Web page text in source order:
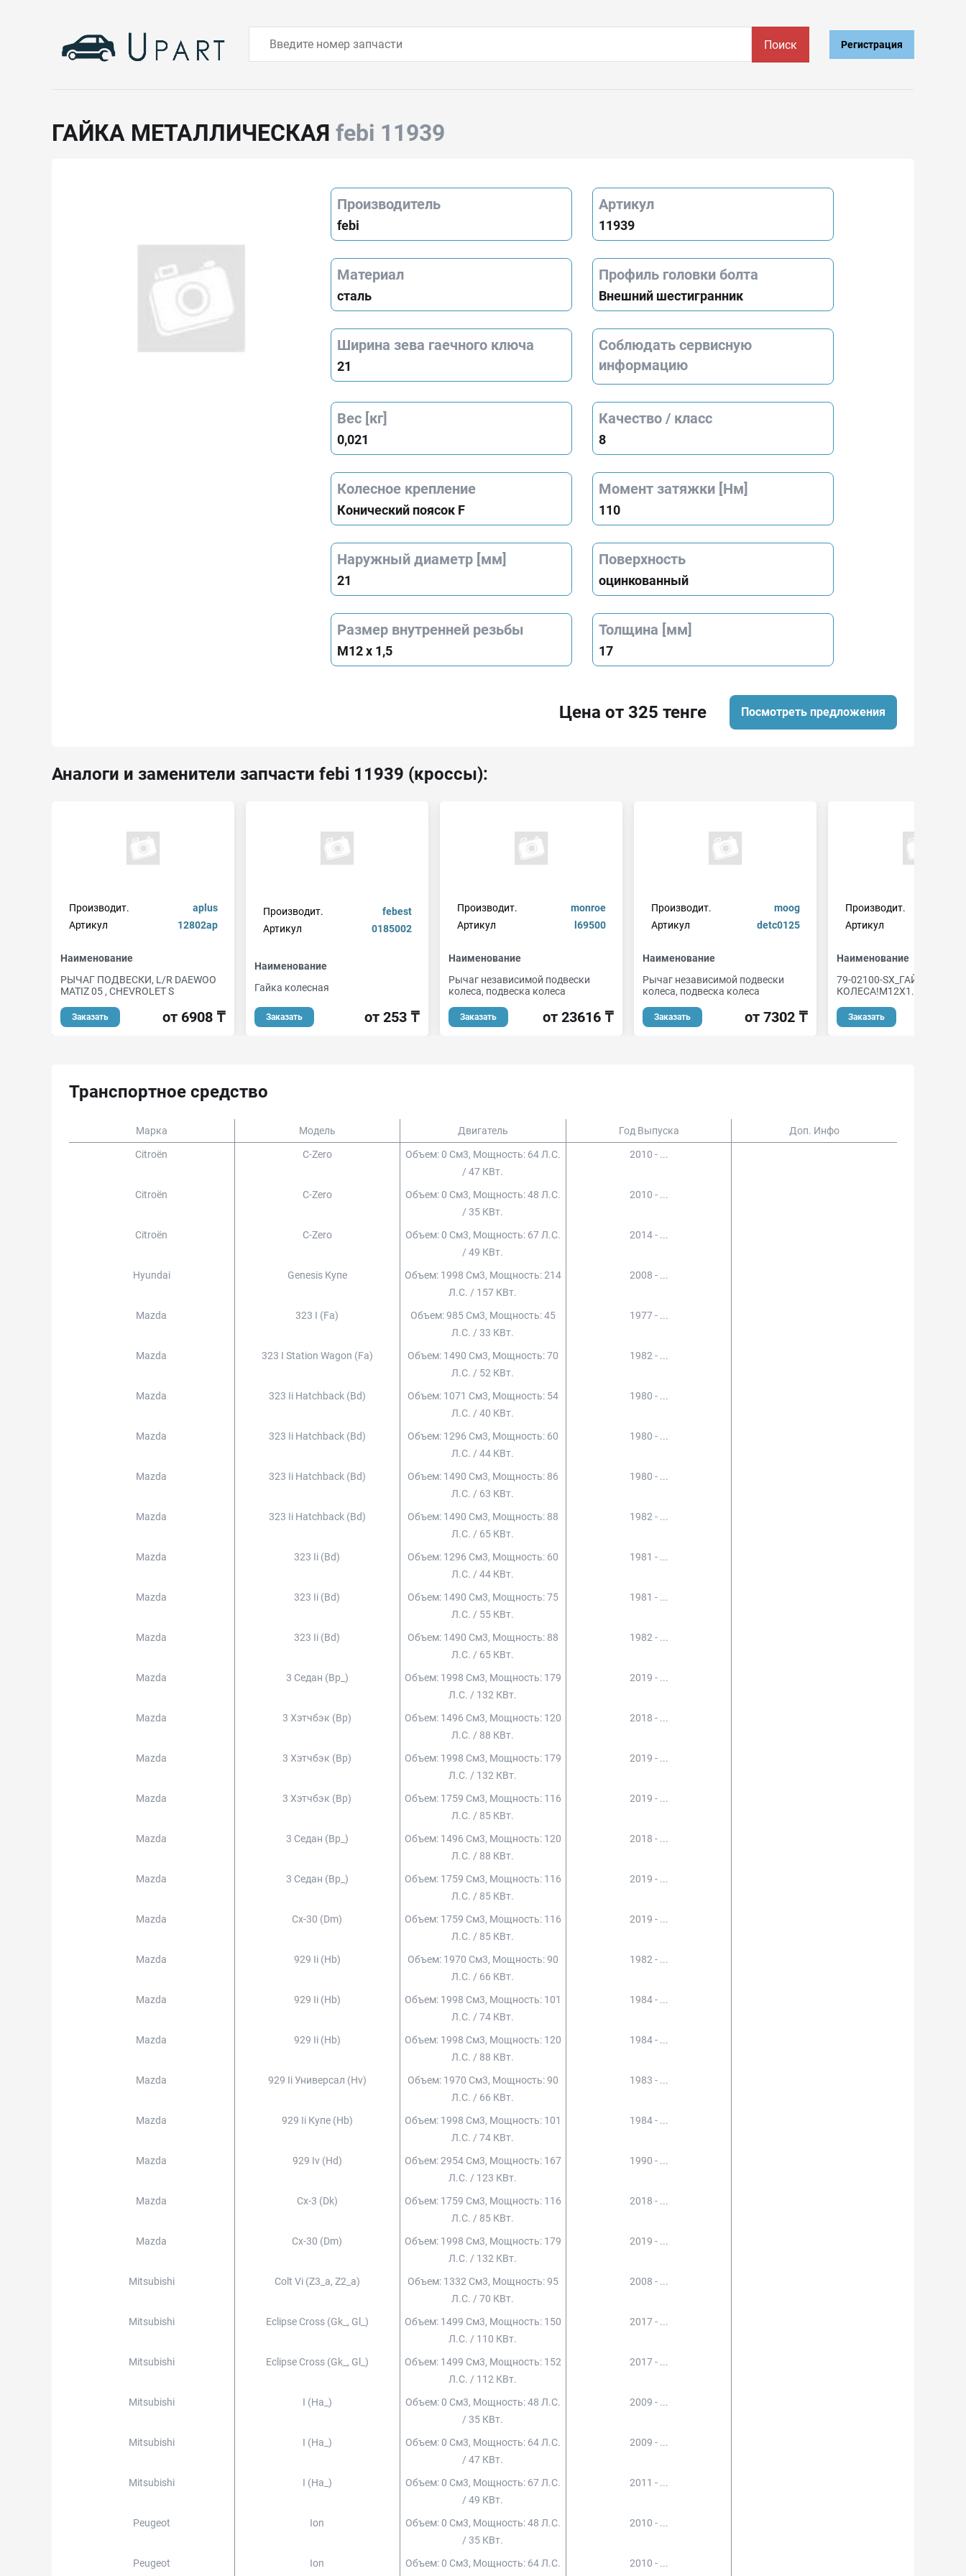
Поиск Регистрация
ГАЙКА МЕТАЛЛИЧЕСКАЯ febi 11939
Производитель
febi
Артикул
11939
Материал
сталь
Профиль головки болта
Внешний шестигранник
Ширина зева гаечного ключа
21
Соблюдать сервисную
информацию
Вес [кг]
0,021
Качество / класс
8
Колесное крепление
Конический поясок F
Момент затяжки [Нм]
110
Наружный диаметр [мм]
21
Поверхность
оцинкованный
Размер внутренней резьбы
M12 x 1,5
Толщина [мм]
17
Цена от 325 тенге Посмотреть предложения
Аналоги и заменители запчасти febi 11939 (кроссы):
Производит.
aplus
Артикул
12802ap
Наименование
РЫЧАГ ПОДВЕСКИ, L/R DAEWOO
MATIZ 05 , CHEVROLET S
Заказать от 6908 ₸
Производит.
febest
Артикул
0185002
Наименование
Гайка колесная
Заказать от 253 ₸
Производит.
monroe
Артикул
l69500
Наименование
Рычаг независимой подвески
колеса, подвеска колеса
Заказать от 23616 ₸
Производит.
moog
Артикул
detc0125
Наименование
Рычаг независимой подвески
колеса, подвеска колеса
Заказать от 7302 ₸
Производит.
Артикул
Наименование
79-02100-SX_ГАЙКА
КОЛЕСА!M12X1.5 MITSUBI
Заказать
Транспортное средство
Марка Модель Двигатель Год Выпуска Доп. Инфо
Citroën C-Zero
Объем: 0 См3, Мощность: 64 Л.с.
/ 47 КВт.
2010 - ...
Citroën C-Zero
Объем: 0 См3, Мощность: 48 Л.с.
/ 35 КВт.
2010 - ...
Citroën C-Zero
Объем: 0 См3, Мощность: 67 Л.с.
/ 49 КВт.
2014 - ...
Hyundai Genesis Купе
Объем: 1998 См3, Мощность: 214
Л.с. / 157 КВт.
2008 - ...
Mazda 323 I (fa)
Объем: 985 См3, Мощность: 45
Л.с. / 33 КВт.
1977 - ...
Mazda 323 I Station Wagon (fa)
Объем: 1490 См3, Мощность: 70
Л.с. / 52 КВт.
1982 - ...
Mazda 323 Ii Hatchback (bd)
Объем: 1071 См3, Мощность: 54
Л.с. / 40 КВт.
1980 - ...
Mazda 323 Ii Hatchback (bd)
Объем: 1296 См3, Мощность: 60
Л.с. / 44 КВт.
1980 - ...
Mazda 323 Ii Hatchback (bd)
Объем: 1490 См3, Мощность: 86
Л.с. / 63 КВт.
1980 - ...
Mazda 323 Ii Hatchback (bd)
Объем: 1490 См3, Мощность: 88
Л.с. / 65 КВт.
1982 - ...
Mazda 323 Ii (bd)
Объем: 1296 См3, Мощность: 60
Л.с. / 44 КВт.
1981 - ...
Mazda 323 Ii (bd)
Объем: 1490 См3, Мощность: 75
Л.с. / 55 КВт.
1981 - ...
Mazda 323 Ii (bd)
Объем: 1490 См3, Мощность: 88
Л.с. / 65 КВт.
1982 - ...
Mazda 3 Седан (bp_)
Объем: 1998 См3, Мощность: 179
Л.с. / 132 КВт.
2019 - ...
Mazda 3 Хэтчбэк (bp)
Объем: 1496 См3, Мощность: 120
Л.с. / 88 КВт.
2018 - ...
Mazda 3 Хэтчбэк (bp)
Объем: 1998 См3, Мощность: 179
Л.с. / 132 КВт.
2019 - ...
Mazda 3 Хэтчбэк (bp)
Объем: 1759 См3, Мощность: 116
Л.с. / 85 КВт.
2019 - ...
Mazda 3 Седан (bp_)
Объем: 1496 См3, Мощность: 120
Л.с. / 88 КВт.
2018 - ...
Mazda 3 Седан (bp_)
Объем: 1759 См3, Мощность: 116
Л.с. / 85 КВт.
2019 - ...
Mazda Cx-30 (dm)
Объем: 1759 См3, Мощность: 116
Л.с. / 85 КВт.
2019 - ...
Mazda 929 Ii (hb)
Объем: 1970 См3, Мощность: 90
Л.с. / 66 КВт.
1982 - ...
Mazda 929 Ii (hb)
Объем: 1998 См3, Мощность: 101
Л.с. / 74 КВт.
1984 - ...
Mazda 929 Ii (hb)
Объем: 1998 См3, Мощность: 120
Л.с. / 88 КВт.
1984 - ...
Mazda 929 Ii Универсал (hv)
Объем: 1970 См3, Мощность: 90
Л.с. / 66 КВт.
1983 - ...
Mazda 929 Ii Купе (hb)
Объем: 1998 См3, Мощность: 101
Л.с. / 74 КВт.
1984 - ...
Mazda 929 Iv (hd)
Объем: 2954 См3, Мощность: 167
Л.с. / 123 КВт.
1990 - ...
Mazda Cx-3 (dk)
Объем: 1759 См3, Мощность: 116
Л.с. / 85 КВт.
2018 - ...
Mazda Cx-30 (dm)
Объем: 1998 См3, Мощность: 179
Л.с. / 132 КВт.
2019 - ...
Mitsubishi Colt Vi (z3_a, Z2_a)
Объем: 1332 См3, Мощность: 95
Л.с. / 70 КВт.
2008 - ...
Mitsubishi Eclipse Cross (gk_, Gl_)
Объем: 1499 См3, Мощность: 150
Л.с. / 110 КВт.
2017 - ...
Mitsubishi Eclipse Cross (gk_, Gl_)
Объем: 1499 См3, Мощность: 152
Л.с. / 112 КВт.
2017 - ...
Mitsubishi I (ha_)
Объем: 0 См3, Мощность: 48 Л.с.
/ 35 КВт.
2009 - ...
Mitsubishi I (ha_)
Объем: 0 См3, Мощность: 64 Л.с.
/ 47 КВт.
2009 - ...
Mitsubishi I (ha_)
Объем: 0 См3, Мощность: 67 Л.с.
/ 49 КВт.
2011 - ...
Peugeot Ion
Объем: 0 См3, Мощность: 48 Л.с.
/ 35 КВт.
2010 - ...
Peugeot Ion
Объем: 0 См3, Мощность: 64 Л.с.
2010 - ...